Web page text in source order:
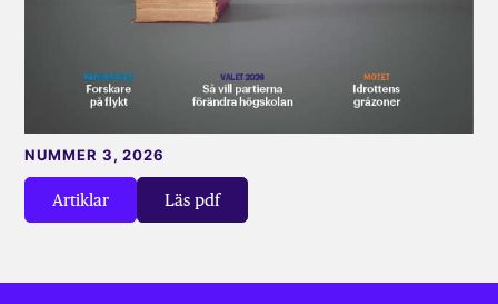
Artiklar Läs pdf
NUMMER 3, 2026